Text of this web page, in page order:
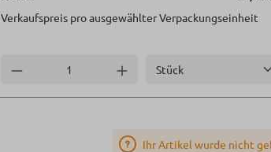
Verkaufspreis pro ausgewählter Verpackungseinheit
Anzahl verringern Anzahl erhöhen
Ihr Artikel wurde nicht